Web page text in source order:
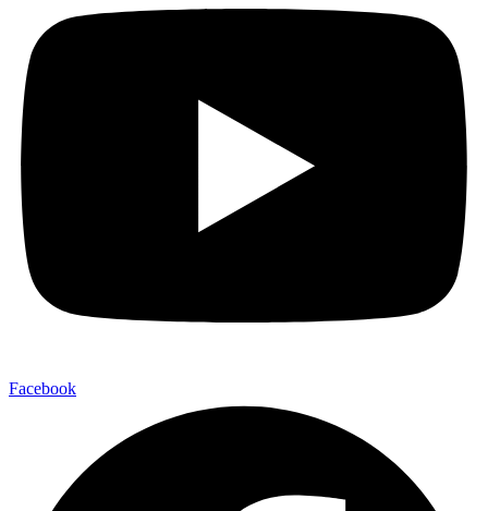
Facebook